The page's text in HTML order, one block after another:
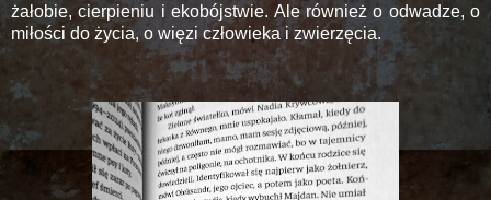
żałobie, cierpieniu i ekobójstwie. Ale również o odwadze, o
miłości do życia, o więzi człowieka i zwierzęcia.